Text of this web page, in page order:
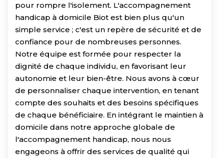
pour rompre l'isolement. L'accompagnement
handicap à domicile Biot est bien plus qu'un
simple service ; c'est un repère de sécurité et de
confiance pour de nombreuses personnes.
Notre équipe est formée pour respecter la
dignité de chaque individu, en favorisant leur
autonomie et leur bien-être. Nous avons à cœur
de personnaliser chaque intervention, en tenant
compte des souhaits et des besoins spécifiques
de chaque bénéficiaire. En intégrant le maintien à
domicile dans notre approche globale de
l'accompagnement handicap, nous nous
engageons à offrir des services de qualité qui